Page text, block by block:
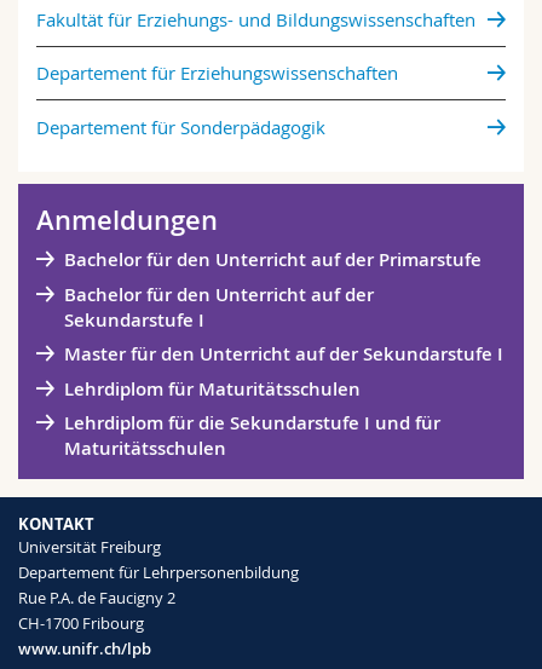
Fakultät für Erziehungs- und Bildungs­wissenschaften
Departement für Erziehungswissenschaften
Departement für Sonderpädagogik
Anmeldungen
Bachelor für den Unterricht auf der Primarstufe
Bachelor für den Unterricht auf der
Sekundarstufe I
Master für den Unterricht auf der Sekundarstufe I
Lehrdiplom für Maturitätsschulen
Lehrdiplom für die Sekundarstufe I und für
Maturitätsschulen
KONTAKT
Universität Freiburg
Departement für Lehrpersonenbildung
Rue P.A. de Faucigny 2
CH-1700 Fribourg
www.unifr.ch/lpb